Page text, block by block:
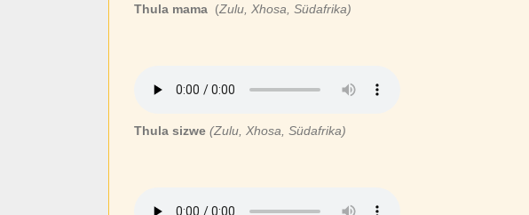
Thula mama (Zulu, Xhosa, Südafrika)
Thula sizwe (Zulu, Xhosa, Südafrika)